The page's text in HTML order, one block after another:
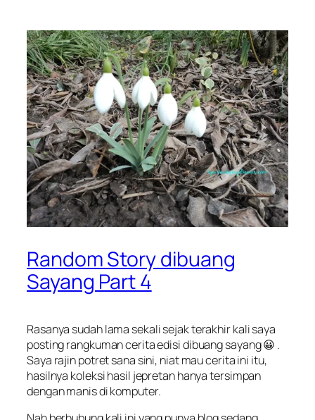
Random Story dibuang
Sayang Part 4
Rasanya sudah lama sekali sejak terakhir kali saya
posting rangkuman cerita edisi dibuang sayang 😀 .
Saya rajin potret sana sini, niat mau cerita ini itu,
hasilnya koleksi hasil jepretan hanya tersimpan
dengan manis di komputer.